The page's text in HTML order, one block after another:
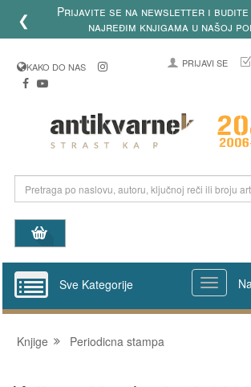
❮
Prijavite se na newsletter i budite
najređim knjigama u našoj
KAKO DO NAS PRIJAVI SE
Sve Kategorije
Knjige Periodicna stampa